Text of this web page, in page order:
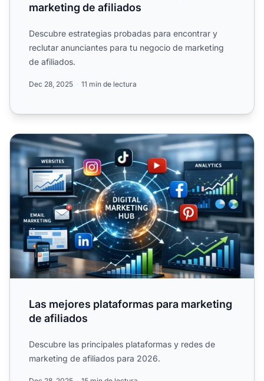
marketing de afiliados
Descubre estrategias probadas para encontrar y
reclutar anunciantes para tu negocio de marketing
de afiliados.
Dec 28, 2025 11 min de lectura
Las mejores plataformas para marketing de afiliados
Las mejores plataformas para marketing
de afiliados
Descubre las principales plataformas y redes de
marketing de afiliados para 2026.